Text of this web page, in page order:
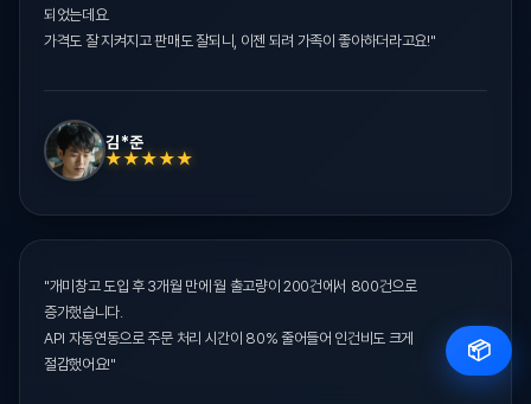
되었는데요.
가격도 잘 지켜지고 판매도 잘되니, 이젠 되려 가족이 좋아하더라고요!"
김*준
★★★★★
"개미창고 도입 후 3개월 만에 월 출고량이 200건에서 800건으로
증가했습니다.
API 자동연동으로 주문 처리 시간이 80% 줄어들어 인건비도 크게
절감했어요!"
📦